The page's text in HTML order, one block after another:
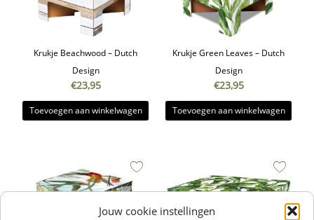
Jouw cookie instellingen
Krukje Beachwood – Dutch
Design
€23,95
Toevoegen aan winkelwagen
Krukje Green Leaves – Dutch
Design
€23,95
Toevoegen aan winkelwagen